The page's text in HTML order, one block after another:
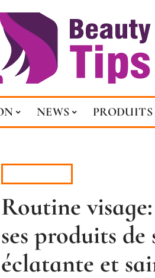
NEWS PRODUITS
Routine
ses produits
éclatante et